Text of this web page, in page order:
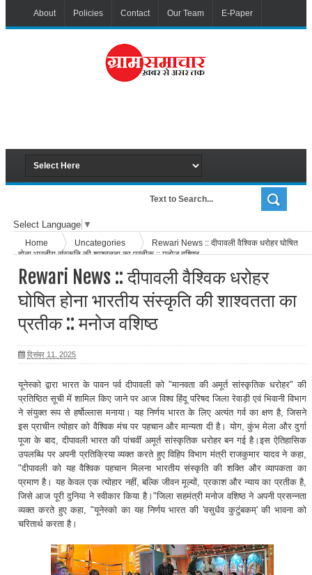
About Policies Contact Our Team E-Paper
Select Language ▼
Home Uncategories
Rewari News :: दीपावली वैश्विक धरोहर घोषित
होना भारतीय संस्कृति की शाश्वतता का प्रतीक :: मनोज वशिष्ठ
Rewari News :: दीपावली वैश्विक धरोहर
घोषित होना भारतीय संस्कृति की शाश्वतता का
प्रतीक :: मनोज वशिष्ठ
दिसंबर 11, 2025
यूनेस्को द्वारा भारत के पावन पर्व दीपावली को "मानवता की अमूर्त सांस्कृतिक धरोहर" की
प्रतिष्ठित सूची में शामिल किए जाने पर आज विश्व हिंदू परिषद जिला रेवाड़ी एवं भिवानी विभाग
ने संयुक्त रूप से हर्षोल्लास मनाया। यह निर्णय भारत के लिए अत्यंत गर्व का क्षण है, जिसने
इस प्राचीन त्योहार को वैश्विक मंच पर पहचान और मान्यता दी है। योग, कुंभ मेला और दुर्गा
पूजा के बाद, दीपावली भारत की पांचवीं अमूर्त सांस्कृतिक धरोहर बन गई है।इस ऐतिहासिक
उपलब्धि पर अपनी प्रतिक्रिया व्यक्त करते हुए विहिप विभाग मंत्री राजकुमार यादव ने कहा,
"दीपावली को यह वैश्विक पहचान मिलना भारतीय संस्कृति की शक्ति और व्यापकता का
प्रमाण है। यह केवल एक त्योहार नहीं, बल्कि जीवन मूल्यों, प्रकाश और न्याय का प्रतीक है,
जिसे आज पूरी दुनिया ने स्वीकार किया है।"जिला सहमंत्री मनोज वशिष्ठ ने अपनी प्रसन्नता
व्यक्त करते हुए कहा, "यूनेस्को का यह निर्णय भारत की 'वसुधैव कुटुंबकम्' की भावना को
चरितार्थ करता है।